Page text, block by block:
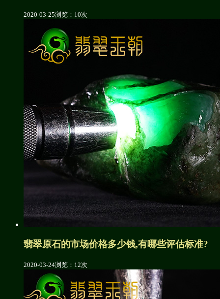
2020-03-25浏览：10次
翡翠原石的市场价格多少钱,有哪些评估标准?
2020-03-24浏览：12次